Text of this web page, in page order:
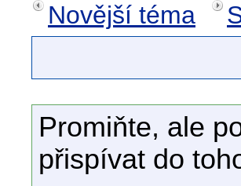
Novější téma
Promiňte, ale
přispívat do